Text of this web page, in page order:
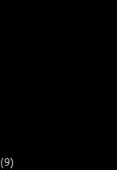
(9)